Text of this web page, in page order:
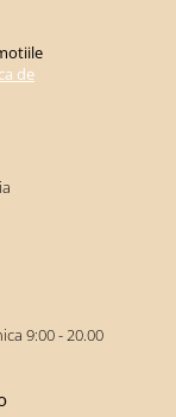
de
9:00 - 20.00